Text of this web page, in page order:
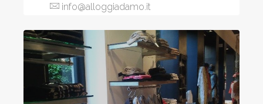
info@alloggiadamo.it